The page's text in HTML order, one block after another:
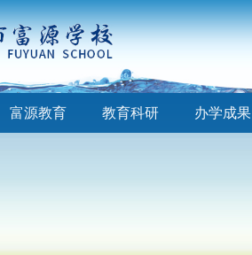
富源教育 教育科研 办学成果